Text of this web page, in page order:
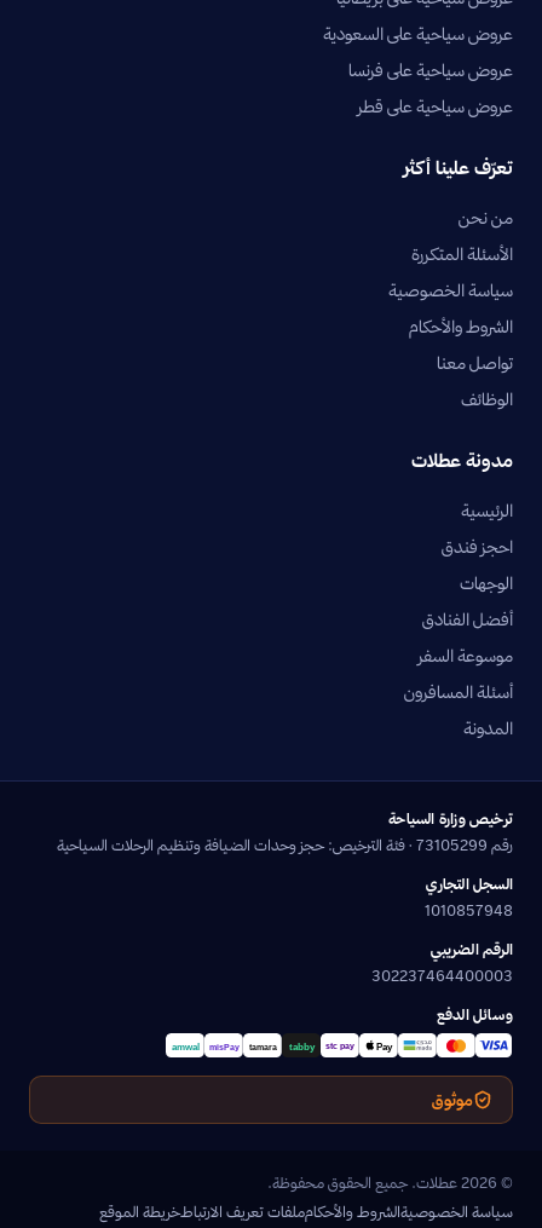
عروض سياحية على السعودية
عروض سياحية على فرنسا
عروض سياحية على قطر
تعرّف علينا أكثر
من نحن
الأسئلة المتكررة
سياسة الخصوصية
الشروط والأحكام
تواصل معنا
الوظائف
مدونة عطلات
الرئيسية
احجز فندق
الوجهات
أفضل الفنادق
موسوعة السفر
أسئلة المسافرون
المدونة
ترخيص وزارة السياحة
رقم 73105299 · فئة الترخيص: حجز وحدات الضيافة وتنظيم الرحلات السياحية
السجل التجاري
1010857948
الرقم الضريبي
302237464400003
وسائل الدفع
موثوق
© 2026 عطلات. جميع الحقوق محفوظة.
سياسة الخصوصيةالشروط والأحكامملفات تعريف الارتباطخريطة الموقع